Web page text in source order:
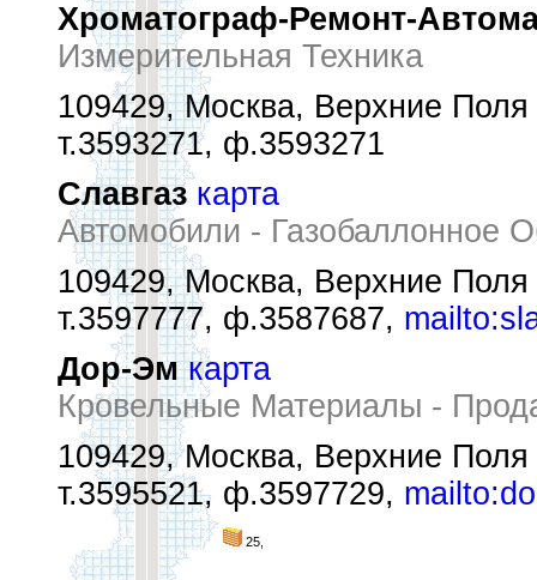
Хроматограф-Ремонт-
Измерительная Техника
109429, Москва, Верхние
т.3593271, ф.3593271
Славгаз карта
Автомобили - Газобаллонное
109429, Москва, Верхние
т.3597777, ф.3587687,
Дор-Эм карта
Кровельные Материалы -
109429, Москва, Верхние Поля
т.3595521, ф.3597729,
25,